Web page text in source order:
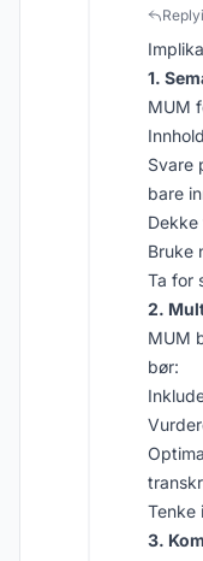
1.
MUM
Svare
bare
Bruke
Ta for
2.
MUM
bør:
Tenke
3.